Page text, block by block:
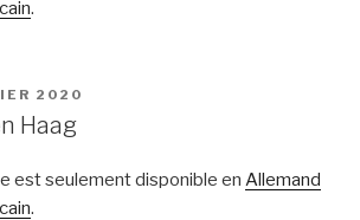
.
2020
Haag
est seulement disponible en Allemand
.